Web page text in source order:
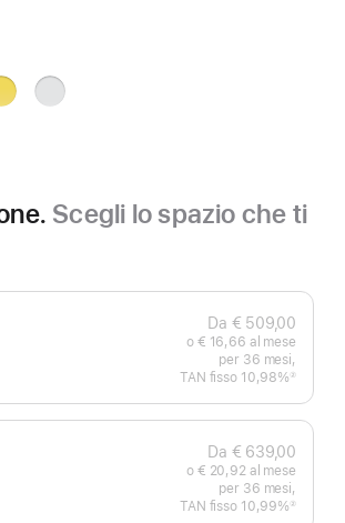
Argento
Scegli lo spazio che ti
Da € 509,00
o € 16,66 al mese
per 36 mesi,
TAN fisso 10,98% ②
Da € 639,00
o € 20,92 al mese
per 36 mesi,
TAN fisso 10,99% ②